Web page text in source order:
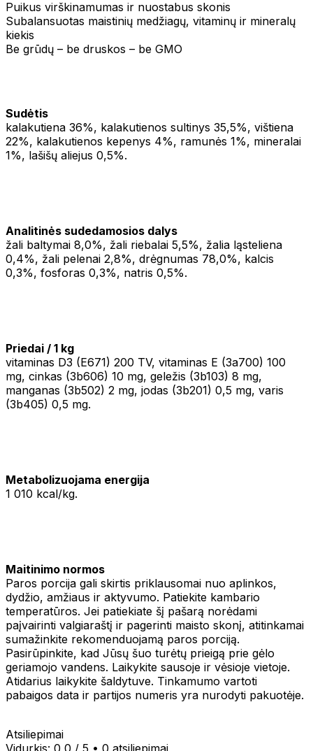
Puikus virškinamumas ir nuostabus skonis
Subalansuotas maistinių medžiagų, vitaminų ir mineralų
kiekis
Be grūdų – be druskos – be GMO
Sudėtis
kalakutiena 36%, kalakutienos sultinys 35,5%, vištiena
22%, kalakutienos kepenys 4%, ramunės 1%, mineralai
1%, lašišų aliejus 0,5%.
Analitinės sudedamosios dalys
žali baltymai 8,0%, žali riebalai 5,5%, žalia ląsteliena
0,4%, žali pelenai 2,8%, drėgnumas 78,0%, kalcis
0,3%, fosforas 0,3%, natris 0,5%.
Priedai / 1 kg
vitaminas D3 (E671) 200 TV, vitaminas E (3a700) 100
mg, cinkas (3b606) 10 mg, geležis (3b103) 8 mg,
manganas (3b502) 2 mg, jodas (3b201) 0,5 mg, varis
(3b405) 0,5 mg.
Metabolizuojama energija
1 010 kcal/kg.
Maitinimo normos
Paros porcija gali skirtis priklausomai nuo aplinkos,
dydžio, amžiaus ir aktyvumo. Patiekite kambario
temperatūros. Jei patiekiate šį pašarą norėdami
paįvairinti valgiaraštį ir pagerinti maisto skonį, atitinkamai
sumažinkite rekomenduojamą paros porciją.
Pasirūpinkite, kad Jūsų šuo turėtų prieigą prie gėlo
geriamojo vandens. Laikykite sausoje ir vėsioje vietoje.
Atidarius laikykite šaldytuve. Tinkamumo vartoti
pabaigos data ir partijos numeris yra nurodyti pakuotėje.
Atsiliepimai
Vidurkis: 0,0 / 5 • 0 atsiliepimai